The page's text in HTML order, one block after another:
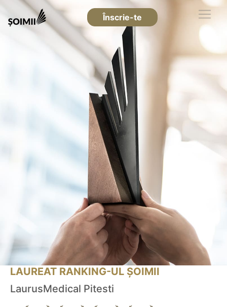
Înscrie-te
LAUREAT RANKING-UL ȘOIMII
LaurusMedical Pitesti